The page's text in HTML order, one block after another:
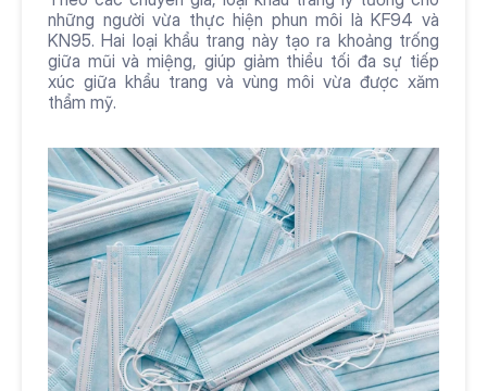
những người vừa thực hiện phun môi là KF94 và
KN95. Hai loại khẩu trang này tạo ra khoảng trống
giữa mũi và miệng, giúp giảm thiểu tối đa sự tiếp
xúc giữa khẩu trang và vùng môi vừa được xăm
thẩm mỹ.